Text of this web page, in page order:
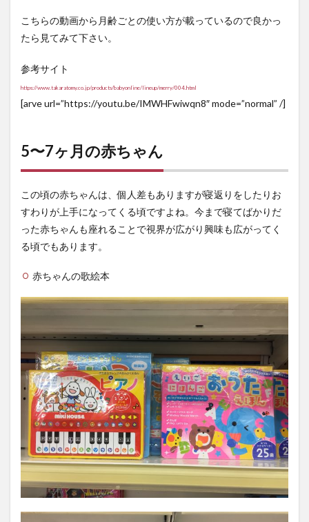
こちらの動画から月齢ごとの使い方が載っているので良かっ
たら見てみて下さい。
参考サイト
https://www.takaratomy.co.jp/products/babyonline/lineup/merry/004.html
[arve url=”https://youtu.be/IMWHFwiwqn8″ mode=”normal” /]
5〜7ヶ月の赤ちゃん
この頃の赤ちゃんは、個人差もありますが寝返りをしたりお
すわりが上手になってくる頃ですよね。今まで寝てばかりだ
った赤ちゃんも座れることで視界が広がり興味も広がってく
る頃でもあります。
赤ちゃんの歌絵本